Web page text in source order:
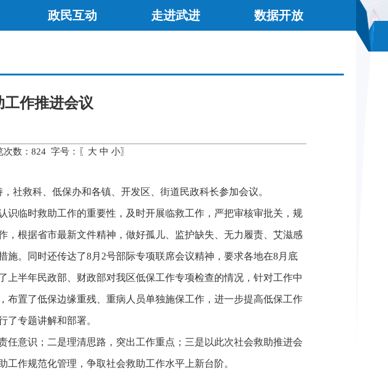
政民互动 走进武进 数据开放
工作推进会议
数： 824 字号：〖 大 中 小〗
社救科、低保办和各镇、开发区、街道民政科长参加会议。
临时救助工作的重要性，及时开展临救工作，严把审核审批关，规
根据省市最新文件精神，做好孤儿、监护缺失、无力履责、艾滋感
。同时还传达了8月2号部际专项联席会议精神，要求各地在8月底
半年民政部、财政部对我区低保工作专项检查的情况，针对工作中
置了低保边缘重残、重病人员单独施保工作，进一步提高低保工作
了专题讲解和部署。
意识；二是理清思路，突出工作重点；三是以此次社会救助推进会
作规范化管理，争取社会救助工作水平上新台阶。